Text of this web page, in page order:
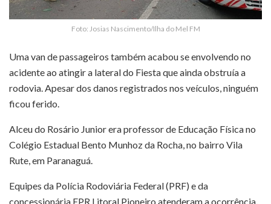
Foto: Josias Nascimento/Ilha do Mel FM
Uma van de passageiros também acabou se envolvendo no
acidente ao atingir a lateral do Fiesta que ainda obstruía a
rodovia. Apesar dos danos registrados nos veículos, ninguém
ficou ferido.
Alceu do Rosário Junior era professor de Educação Física no
Colégio Estadual Bento Munhoz da Rocha, no bairro Vila
Rute, em Paranaguá.
Equipes da Polícia Rodoviária Federal (PRF) e da
concessionária EPR Litoral Pioneiro atenderam a ocorrência.